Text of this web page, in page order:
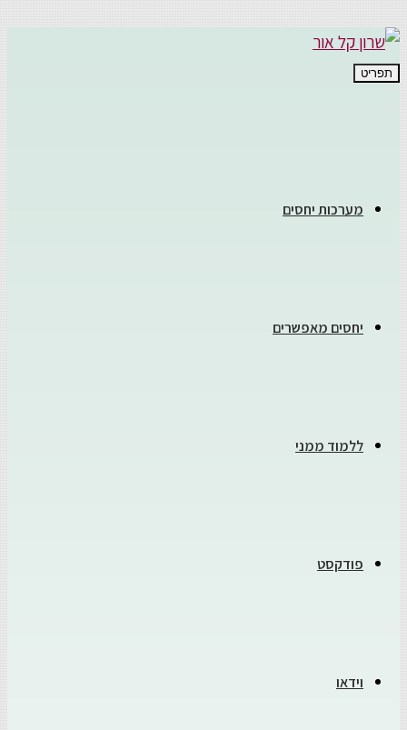
תפריט
מערכות יחסים
יחסים מאפשרים
ללמוד ממני
פודקסט
וידאו